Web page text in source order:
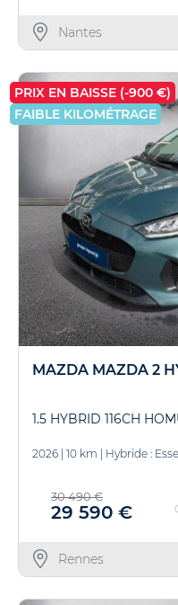
Nantes
PRIX EN BAISSE (-900 €)
FAIBLE KILOMÉTRAGE
MAZDA MAZDA 2
1.5 HYBRID 116CH
2026 10 km Hybride :
30 490 €
29 590 €
Rennes